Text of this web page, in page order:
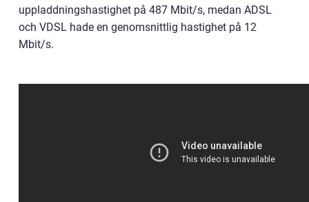
uppladdningshastighet på 487 Mbit/s, medan ADSL
och VDSL hade en genomsnittlig hastighet på 12
Mbit/s.